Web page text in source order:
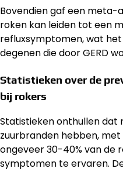
Bovendien gaf een
roken kan leiden tot een
refluxsymptomen, wat
degenen die door GERD
Statistieken over de
bij rokers
Statistieken onthullen dat
zuurbranden hebben,
ongeveer 30-40% van de
symptomen te ervaren.